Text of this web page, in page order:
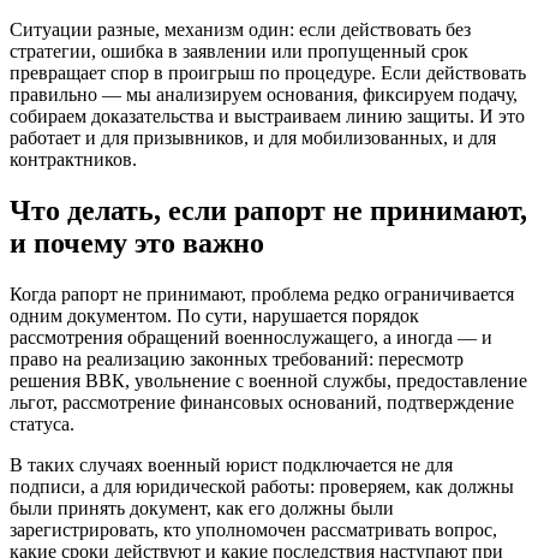
Ситуации разные, механизм один: если действовать без
стратегии, ошибка в заявлении или пропущенный срок
превращает спор в проигрыш по процедуре. Если действовать
правильно — мы анализируем основания, фиксируем подачу,
собираем доказательства и выстраиваем линию защиты. И это
работает и для призывников, и для мобилизованных, и для
контрактников.
Что делать, если рапорт не принимают,
и почему это важно
Когда рапорт не принимают, проблема редко ограничивается
одним документом. По сути, нарушается порядок
рассмотрения обращений военнослужащего, а иногда — и
право на реализацию законных требований: пересмотр
решения ВВК, увольнение с военной службы, предоставление
льгот, рассмотрение финансовых оснований, подтверждение
статуса.
В таких случаях военный юрист подключается не для
подписи, а для юридической работы: проверяем, как должны
были принять документ, как его должны были
зарегистрировать, кто уполномочен рассматривать вопрос,
какие сроки действуют и какие последствия наступают при